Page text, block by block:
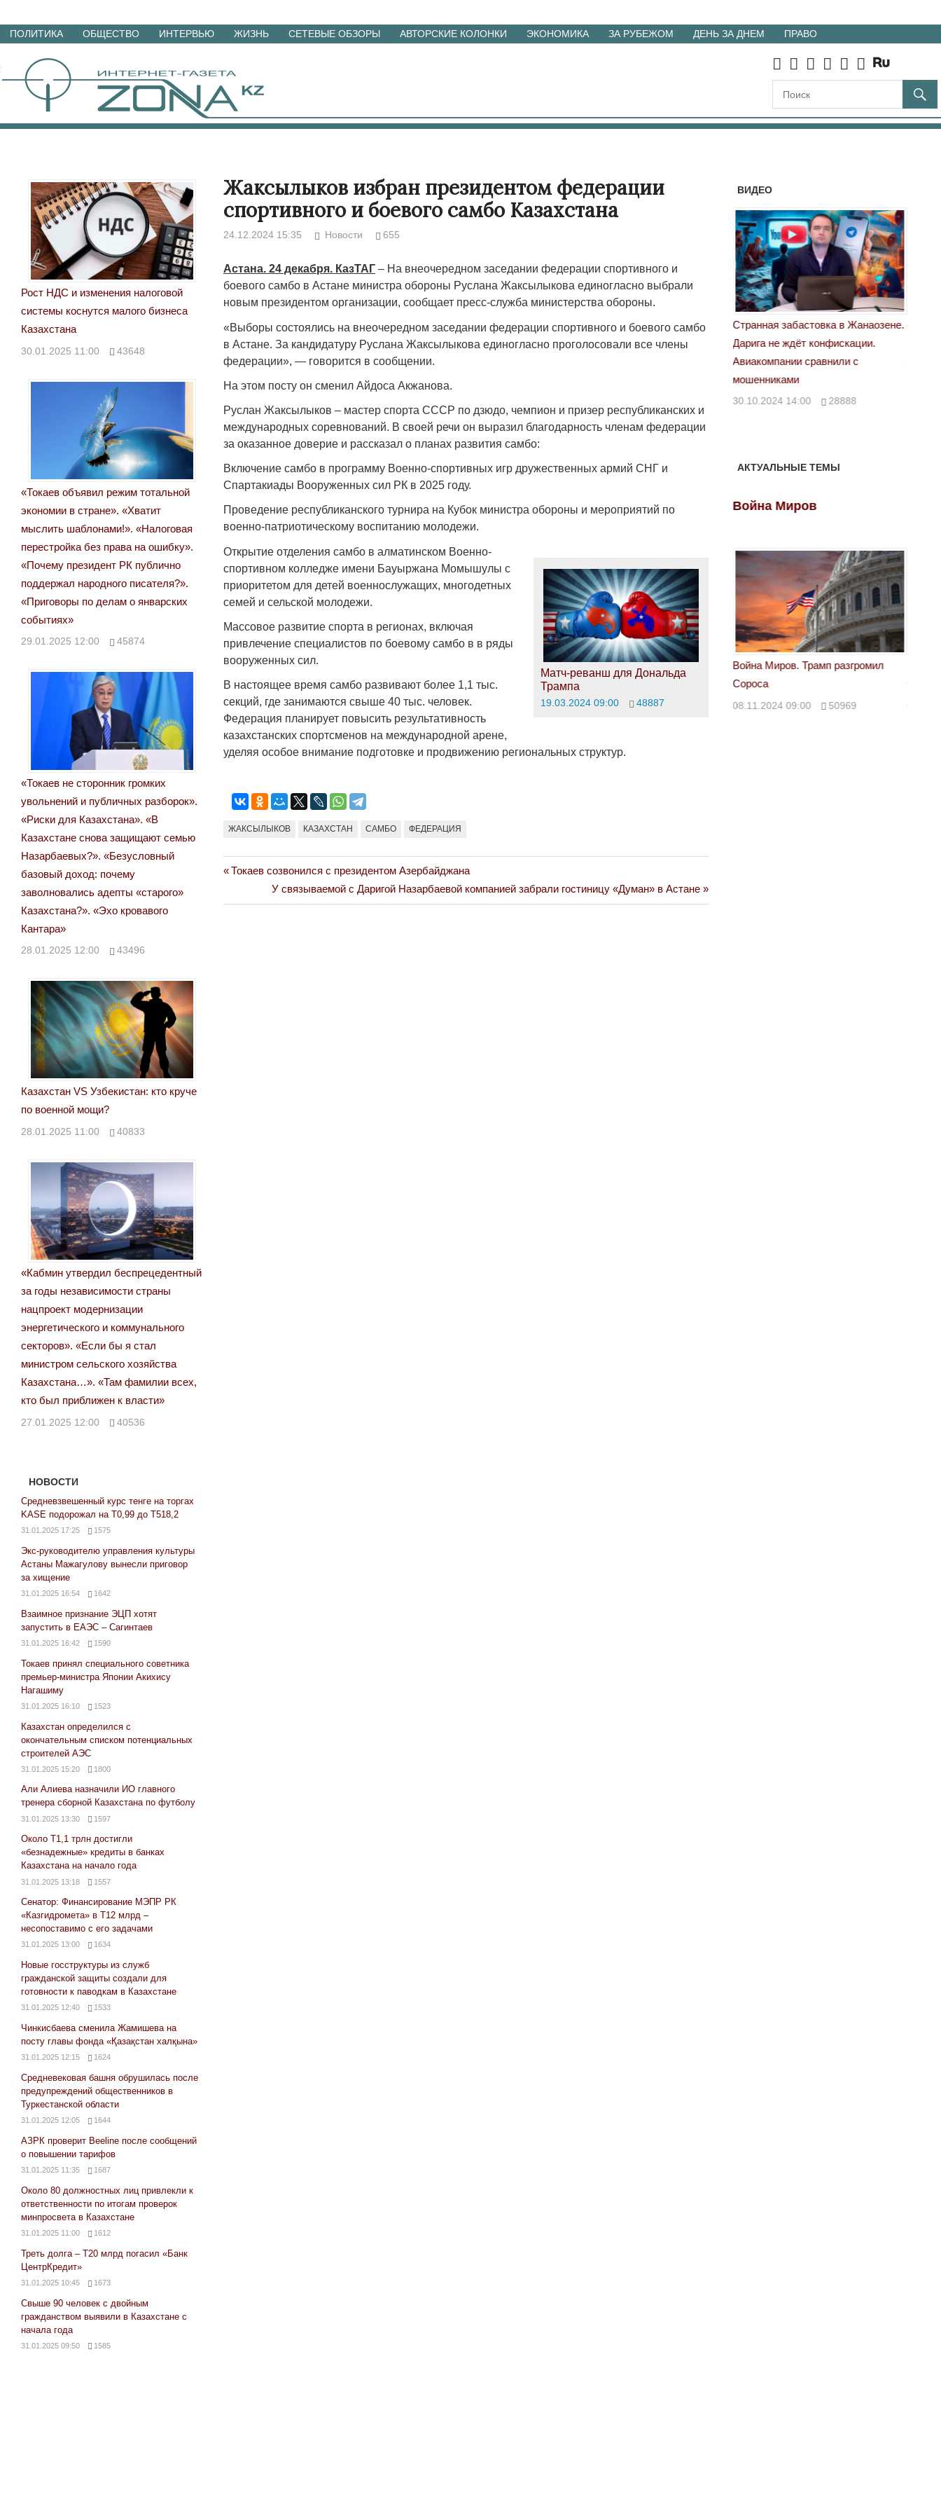
Перейти
материалам
ПОЛИТИКА ОБЩЕСТВО ИНТЕРВЬЮ ЖИЗНЬ СЕТЕВЫЕ ОБЗОРЫ АВТОРСКИЕ КОЛОНКИ ЭКОНОМИКА ЗА РУБЕЖОМ ДЕНЬ ЗА ДНЕМ ПРАВО
Жаксылыков избран президентом федерации
спортивного и боевого самбо Казахстана
24.12.2024 15:35 Новости 655
Астана. 24 декабря. КазТАГ – На внеочередном заседании федерации спортивного и
боевого самбо в Астане министра обороны Руслана Жаксылыкова единогласно выбрали
новым президентом организации, сообщает пресс-служба министерства обороны.
«Выборы состоялись на внеочередном заседании федерации спортивного и боевого самбо
в Астане. За кандидатуру Руслана Жаксылыкова единогласно проголосовали все члены
федерации», — говорится в сообщении.
На этом посту он сменил Айдоса Акжанова.
Руслан Жаксылыков – мастер спорта СССР по дзюдо, чемпион и призер республиканских и
международных соревнований. В своей речи он выразил благодарность членам федерации
за оказанное доверие и рассказал о планах развития самбо:
Включение самбо в программу Военно-спортивных игр дружественных армий СНГ и
Спартакиады Вооруженных сил РК в 2025 году.
Проведение республиканского турнира на Кубок министра обороны и мероприятий по
военно-патриотическому воспитанию молодежи.
Матч-реванш для Дональда
Трампа
19.03.2024 09:00 48887
Открытие отделения самбо в алматинском Военно-
спортивном колледже имени Бауыржана Момышулы с
приоритетом для детей военнослужащих, многодетных
семей и сельской молодежи.
Массовое развитие спорта в регионах, включая
привлечение специалистов по боевому самбо в в ряды
вооруженных сил.
В настоящее время самбо развивают более 1,1 тыс.
секций, где занимаются свыше 40 тыс. человек.
Федерация планирует повысить результативность
казахстанских спортсменов на международной арене,
уделяя особое внимание подготовке и продвижению региональных структур.
ЖАКСЫЛЫКОВ КАЗАХСТАН САМБО ФЕДЕРАЦИЯ
Навигация
по
Previous
Токаев созвонился с президентом Азербайджана
Next
Post:
У связываемой с Даригой Назарбаевой компанией забрали гостиницу «Думан» в Астане
Рост НДС и изменения налоговой
системы коснутся малого бизнеса
Казахстана
30.01.2025 11:00 43648
«Токаев объявил режим тотальной
экономии в стране». «Хватит
мыслить шаблонами!». «Налоговая
перестройка без права на ошибку».
«Почему президент РК публично
поддержал народного писателя?».
«Приговоры по делам о январских
событиях»
29.01.2025 12:00 45874
«Токаев не сторонник громких
увольнений и публичных разборок».
«Риски для Казахстана». «В
Казахстане снова защищают семью
Назарбаевых?». «Безусловный
базовый доход: почему
заволновались адепты «старого»
Казахстана?». «Эхо кровавого
Кантара»
28.01.2025 12:00 43496
Казахстан VS Узбекистан: кто круче
по военной мощи?
28.01.2025 11:00 40833
«Кабмин утвердил беспрецедентный
за годы независимости страны
нацпроект модернизации
энергетического и коммунального
секторов». «Если бы я стал
министром сельского хозяйства
Казахстана…». «Там фамилии всех,
кто был приближен к власти»
27.01.2025 12:00 40536
НОВОСТИ
Средневзвешенный курс тенге на торгах
KASE подорожал на Т0,99 до Т518,2
31.01.2025 17:25 1575
Экс-руководителю управления культуры
Астаны Мажагулову вынесли приговор
за хищение
31.01.2025 16:54 1642
Взаимное признание ЭЦП хотят
запустить в ЕАЭС – Сагинтаев
31.01.2025 16:42 1590
Токаев принял специального советника
премьер-министра Японии Акихису
Нагашиму
31.01.2025 16:10 1523
Казахстан определился с
окончательным списком потенциальных
строителей АЭС
31.01.2025 15:20 1800
Али Алиева назначили ИО главного
тренера сборной Казахстана по футболу
31.01.2025 13:30 1597
Около Т1,1 трлн достигли
«безнадежные» кредиты в банках
Казахстана на начало года
31.01.2025 13:18 1557
Сенатор: Финансирование МЭПР РК
«Казгидромета» в Т12 млрд –
несопоставимо с его задачами
31.01.2025 13:00 1634
Новые госструктуры из служб
гражданской защиты создали для
готовности к паводкам в Казахстане
31.01.2025 12:40 1533
Чинкисбаева сменила Жамишева на
посту главы фонда «Қазақстан халқына»
31.01.2025 12:15 1624
Средневековая башня обрушилась после
предупреждений общественников в
Туркестанской области
31.01.2025 12:05 1644
АЗРК проверит Beeline после сообщений
о повышении тарифов
31.01.2025 11:35 1687
Около 80 должностных лиц привлекли к
ответственности по итогам проверок
минпросвета в Казахстане
31.01.2025 11:00 1612
Треть долга – Т20 млрд погасил «Банк
ЦентрКредит»
31.01.2025 10:45 1673
Свыше 90 человек с двойным
гражданством выявили в Казахстане с
начала года
31.01.2025 09:50 1585
ВИДЕО
Народ выбрал свет
17.10.2024 17:00 29972
Странная забастовка в Жанаозене.
Дарига не ждёт конфискации.
«Новый Казахстан не говорит всей
правды»
29.10.2024 09:00 39623
АКТУАЛЬНЫЕ ТЕМЫ
Война Миров
Война Миров. Трамп разгромил
Сороса
08.11.2024 09:00 50969
Война Миров
Война Миров. Трамп разгромил
Сороса
08.11.2024 09:00 50969